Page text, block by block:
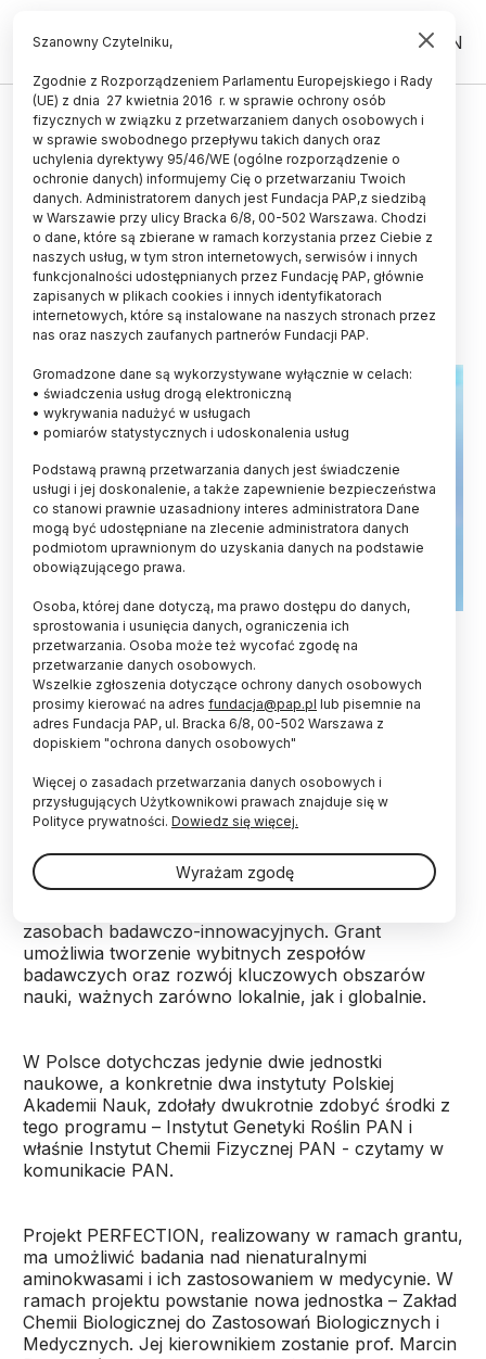
PL EN
ZDROWIE
IChF PAN z grantem KE; utworzy
ośrodek badań nad
zastosowaniem nienaturalnych
aminokwasów w medycynie
29.11.2024
aktualizacja: 29.11.2024
2 minuty czytania
Fot. Adobe Stock
Instytut Chemii Fizycznej PAN otrzymał 2,5 mln
euro na realizację projektu PERFECTION. Grant
Komisji Europejskiej ERA Chairs umożliwi tej
instytucji utworzenie nowego ośrodka badań nad
nienaturalnymi aminokwasami i ich
zastosowaniem w medycynie - informuje
placówka.
ERA Chairs to program Komisji Europejskiej w
ramach Horyzontu Europa, którego celem jest
zasobach badawczo-innowacyjnych. Grant
umożliwia tworzenie wybitnych zespołów
badawczych oraz rozwój kluczowych obszarów
nauki, ważnych zarówno lokalnie, jak i globalnie.
W Polsce dotychczas jedynie dwie jednostki
naukowe, a konkretnie dwa instytuty Polskiej
Akademii Nauk, zdołały dwukrotnie zdobyć środki z
tego programu – Instytut Genetyki Roślin PAN i
właśnie Instytut Chemii Fizycznej PAN - czytamy w
komunikacie PAN.
Projekt PERFECTION, realizowany w ramach grantu,
ma umożliwić badania nad nienaturalnymi
aminokwasami i ich zastosowaniem w medycynie. W
ramach projektu powstanie nowa jednostka – Zakład
Chemii Biologicznej do Zastosowań Biologicznych i
Medycznych. Jej kierownikiem zostanie prof. Marcin
Szanowny Czytelniku,
Zgodnie z Rozporządzeniem Parlamentu Europejskiego i Rady
(UE) z dnia 27 kwietnia 2016 r. w sprawie ochrony osób
fizycznych w związku z przetwarzaniem danych osobowych i
w sprawie swobodnego przepływu takich danych oraz
uchylenia dyrektywy 95/46/WE (ogólne rozporządzenie o
ochronie danych) informujemy Cię o przetwarzaniu Twoich
danych. Administratorem danych jest Fundacja PAP,z siedzibą
w Warszawie przy ulicy Bracka 6/8, 00-502 Warszawa. Chodzi
o dane, które są zbierane w ramach korzystania przez Ciebie z
naszych usług, w tym stron internetowych, serwisów i innych
funkcjonalności udostępnianych przez Fundację PAP, głównie
zapisanych w plikach cookies i innych identyfikatorach
internetowych, które są instalowane na naszych stronach przez
nas oraz naszych zaufanych partnerów Fundacji PAP.
Gromadzone dane są wykorzystywane wyłącznie w celach:
• świadczenia usług drogą elektroniczną
• wykrywania nadużyć w usługach
• pomiarów statystycznych i udoskonalenia usług
Podstawą prawną przetwarzania danych jest świadczenie
usługi i jej doskonalenie, a także zapewnienie bezpieczeństwa
co stanowi prawnie uzasadniony interes administratora Dane
mogą być udostępniane na zlecenie administratora danych
podmiotom uprawnionym do uzyskania danych na podstawie
obowiązującego prawa.
Osoba, której dane dotyczą, ma prawo dostępu do danych,
sprostowania i usunięcia danych, ograniczenia ich
przetwarzania. Osoba może też wycofać zgodę na
przetwarzanie danych osobowych.
Wszelkie zgłoszenia dotyczące ochrony danych osobowych
prosimy kierować na adres fundacja@pap.pl lub pisemnie na
adres Fundacja PAP, ul. Bracka 6/8, 00-502 Warszawa z
dopiskiem "ochrona danych osobowych"
Więcej o zasadach przetwarzania danych osobowych i
przysługujących Użytkownikowi prawach znajduje się w
Polityce prywatności. Dowiedz się więcej.
Wyrażam zgodę